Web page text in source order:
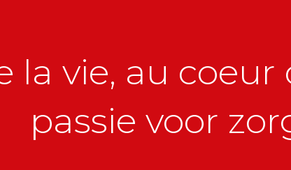
la vie, au coeur
passie voor